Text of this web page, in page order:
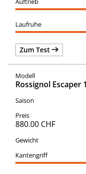
Zum Test
Rossignol Escaper
880.00 CHF